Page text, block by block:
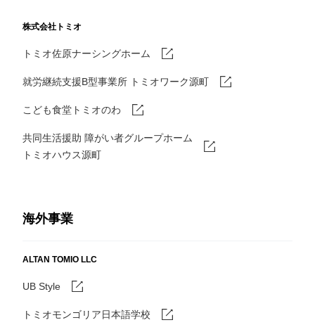
株式会社トミオ
トミオ佐原ナーシングホーム
就労継続支援B型事業所 トミオワーク源町
こども食堂トミオのわ
共同生活援助 障がい者グループホーム
トミオハウス源町
海外事業
ALTAN TOMIO LLC
UB Style
トミオモンゴリア日本語学校